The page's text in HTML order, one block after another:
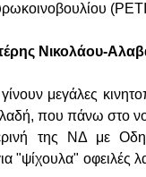
Νικολάου-
μεγάλες
που πάνω στο
της ΝΔ με
"ψίχουλα" οφειλές